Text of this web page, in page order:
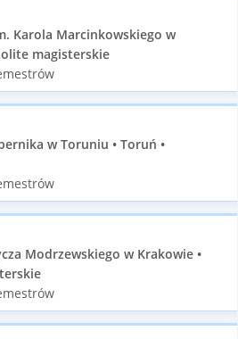
Karola Marcinkowskiego w
magisterskie
w Toruniu • Toruń •
Modrzewskiego w Krakowie •